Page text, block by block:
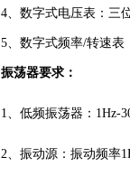
4、数字式电压表：三
5、数字式频率/转速表
振荡器要求：
1、低频振荡器：1Hz-
2、振动源：振动频率